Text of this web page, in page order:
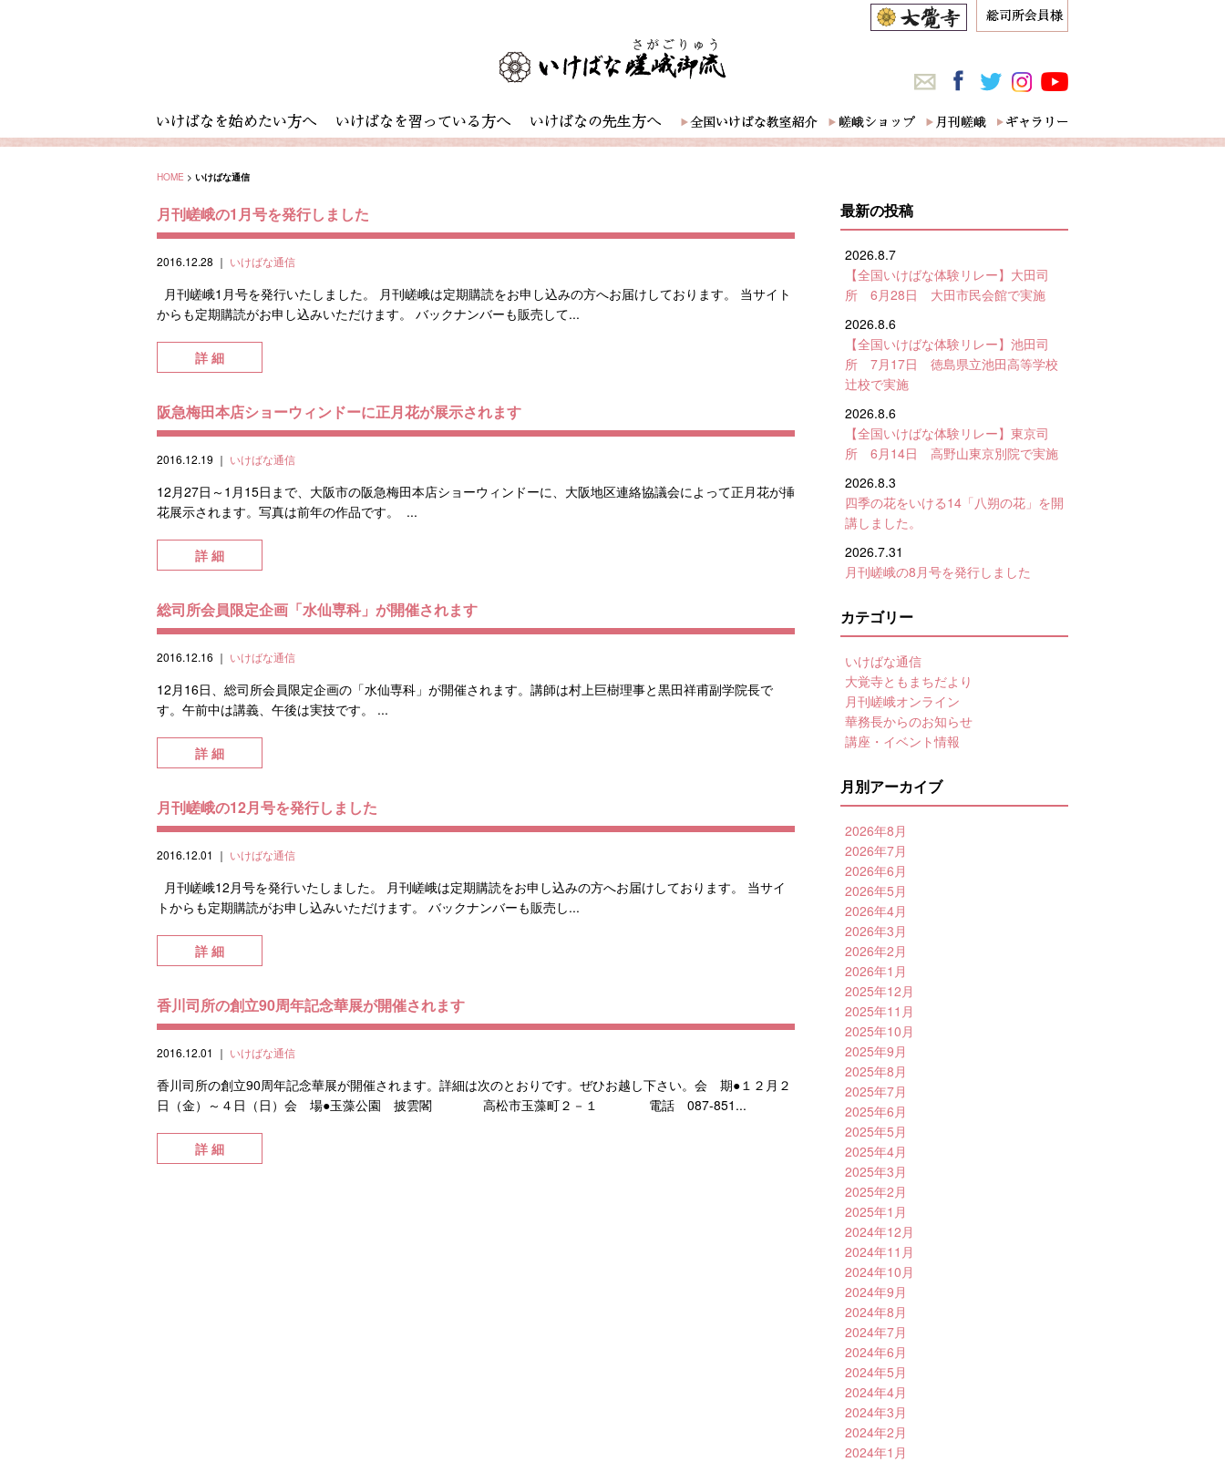
HOME > いけばな通信
月刊嵯峨の1月号を発行しました
2016.12.28 ｜ いけばな通信
月刊嵯峨1月号を発行いたしました。 月刊嵯峨は定期購読をお申し込みの方へお届けしております。 当サイト
からも定期購読がお申し込みいただけます。 バックナンバーも販売して...
詳 細
阪急梅田本店ショーウィンドーに正月花が展示されます
2016.12.19 ｜ いけばな通信
12月27日～1月15日まで、大阪市の阪急梅田本店ショーウィンドーに、大阪地区連絡協議会によって正月花が挿
花展示されます。写真は前年の作品です。 ...
詳 細
総司所会員限定企画「水仙専科」が開催されます
2016.12.16 ｜ いけばな通信
12月16日、総司所会員限定企画の「水仙専科」が開催されます。講師は村上巨樹理事と黒田祥甫副学院長で
す。午前中は講義、午後は実技です。 ...
詳 細
月刊嵯峨の12月号を発行しました
2016.12.01 ｜ いけばな通信
月刊嵯峨12月号を発行いたしました。 月刊嵯峨は定期購読をお申し込みの方へお届けしております。 当サイ
トからも定期購読がお申し込みいただけます。 バックナンバーも販売し...
詳 細
香川司所の創立90周年記念華展が開催されます
2016.12.01 ｜ いけばな通信
香川司所の創立90周年記念華展が開催されます。詳細は次のとおりです。ぜひお越し下さい。会 期●１２月２
日（金）～４日（日）会 場●玉藻公園 披雲閣 高松市玉藻町２－１ 電話 087-851...
詳 細
最新の投稿
2026.8.7
【全国いけばな体験リレー】大田司
所 6月28日 大田市民会館で実施
2026.8.6
【全国いけばな体験リレー】池田司
所 7月17日 徳島県立池田高等学校
辻校で実施
2026.8.6
【全国いけばな体験リレー】東京司
所 6月14日 高野山東京別院で実施
2026.8.3
四季の花をいける14「八朔の花」を開
講しました。
2026.7.31
月刊嵯峨の8月号を発行しました
カテゴリー
いけばな通信
大覚寺ともまちだより
月刊嵯峨オンライン
華務長からのお知らせ
講座・イベント情報
月別アーカイブ
2026年8月
2026年7月
2026年6月
2026年5月
2026年4月
2026年3月
2026年2月
2026年1月
2025年12月
2025年11月
2025年10月
2025年9月
2025年8月
2025年7月
2025年6月
2025年5月
2025年4月
2025年3月
2025年2月
2025年1月
2024年12月
2024年11月
2024年10月
2024年9月
2024年8月
2024年7月
2024年6月
2024年5月
2024年4月
2024年3月
2024年2月
2024年1月